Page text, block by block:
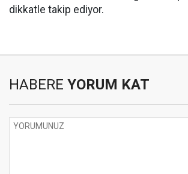
dikkatle takip ediyor.
HABERE YORUM KAT